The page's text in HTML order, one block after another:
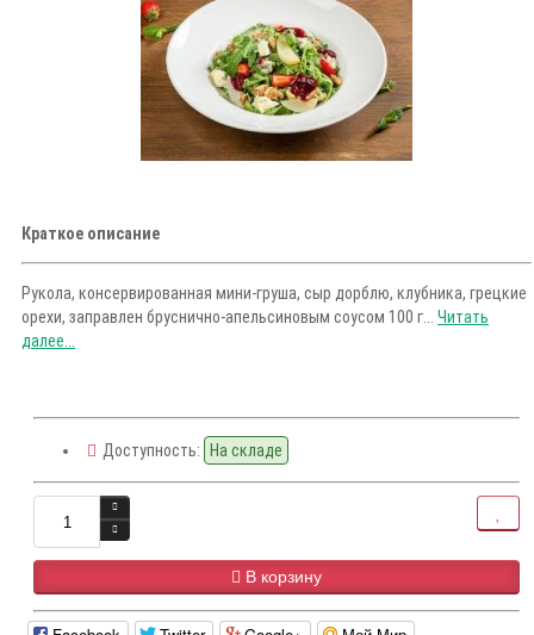
Краткое описание
Рукола, консервированная мини-груша, сыр дорблю, клубника, грецкие
орехи, заправлен бруснично-апельсиновым соусом 100 г... Читать
далее...
Доступность: На складе
В корзину